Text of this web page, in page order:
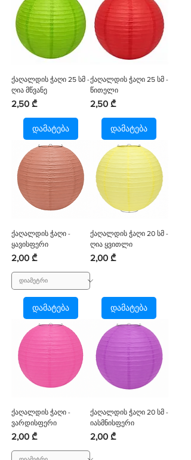
ქაღალდის ჭაღი 25 სმ -
ღია მწვანე
Price
2,50 ₾
დამატება
ქაღალდის ჭაღი 25 სმ -
წითელი
Price
2,50 ₾
დამატება
ქაღალდის ჭაღი -
ყავისფერი
Price
2,00 ₾
დამატება
ქაღალდის ჭაღი 20 სმ -
ღია ყვითლი
Price
2,00 ₾
დამატება
ქაღალდის ჭაღი -
ვარდისფერი
Price
2,00 ₾
ქაღალდის ჭაღი 20 სმ -
იასმნისფერი
Price
2,00 ₾